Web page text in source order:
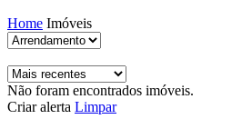
Home Imóveis
Não foram encontrados imóveis.
Criar alerta Limpar